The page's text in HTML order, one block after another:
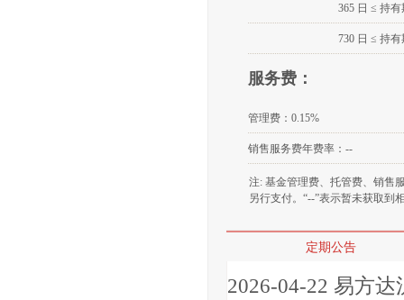
365 日 ≤ 持
730 日 ≤ 持有
服务费：
管理费： 0.15%
销售服务费年费率： --
注: 基金管理费、托管费、销售
另行支付。“--”表示暂未获取到
定期公告
2026-04-22 易方达